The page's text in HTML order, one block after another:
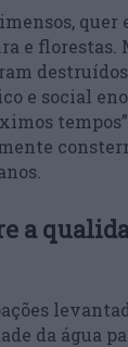
e florestas.
e social
a
da água